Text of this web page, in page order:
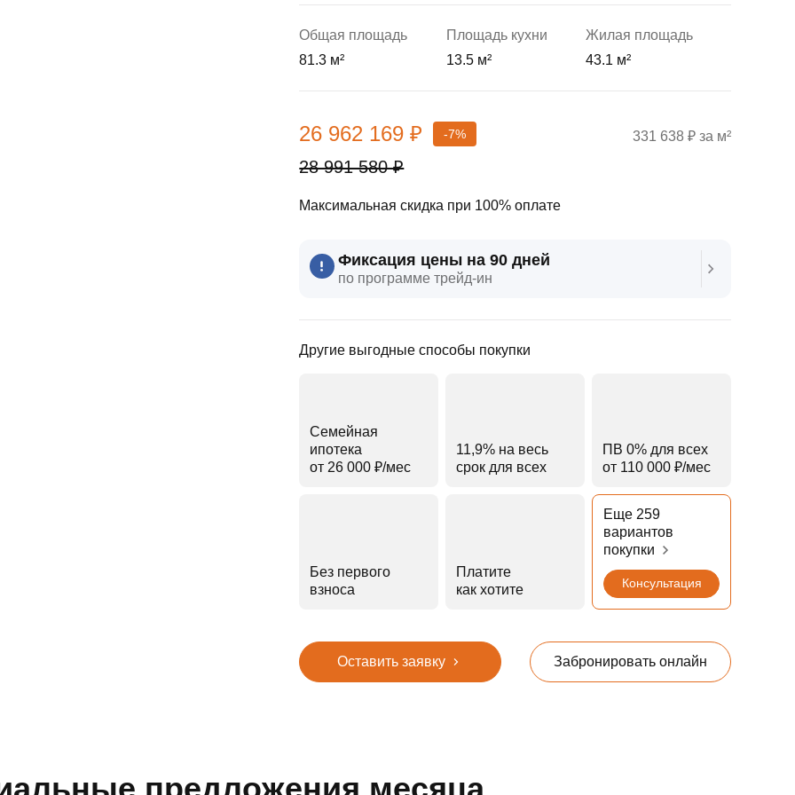
28 991 580 ₽
26 962 169 ₽ -7%
Максимальная скидка при 100% оплате
Фиксация цены на 90 дней
по программе трейд‑ин
Другие выгодные способы покупки
Семейная
ипотека
от 26 000 ₽⁠/⁠мес
11,9% на весь
срок для всех
ПВ 0% для всех
от 110 000 ₽⁠/⁠мес
Без первого
взноса
Платите
как хотите
Еще 259
вариантов
покупки
Консультация
331 638 ₽ за м²
Оставить заявку Забронировать онлайн
Общая площадь
81.3 м²
Площадь кухни
13.5 м²
Жилая площадь
43.1 м²